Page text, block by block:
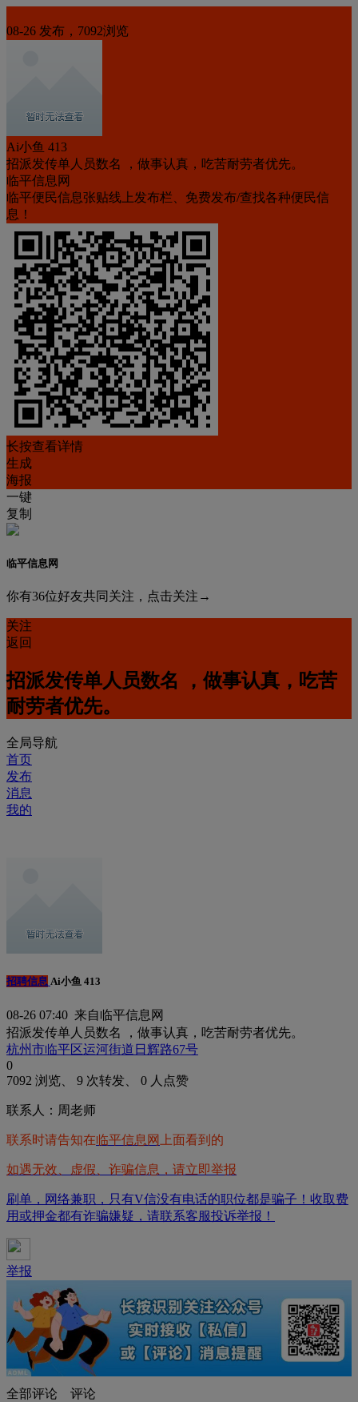
08-26 发布，7092浏览
Ai小鱼 413
招派发传单人员数名 ，做事认真，吃苦耐劳者优先。
临平信息网
临平便民信息张贴线上发布栏、免费发布/查找各种便民信
息！
长按查看详情
生成
海报
一键
复制
临平信息网
你有36位好友共同关注，点击关注→
关注
返回
招派发传单人员数名 ，做事认真，吃苦
耐劳者优先。
全局导航
首页
发布
消息
我的
招聘信息 Ai小鱼 413
08-26 07:40 来自临平信息网
招派发传单人员数名 ，做事认真，吃苦耐劳者优先。
杭州市临平区运河街道日辉路67号
0
7092 浏览、 9 次转发、 0 人点赞
联系人：周老师
联系时请告知在临平信息网 上面看到的
如遇无效、虚假、诈骗信息，请立即举报
刷单，网络兼职，只有V信没有电话的职位都是骗子！收取费
用或押金都有诈骗嫌疑，请联系客服投诉举报！
举报
全部评论
评论